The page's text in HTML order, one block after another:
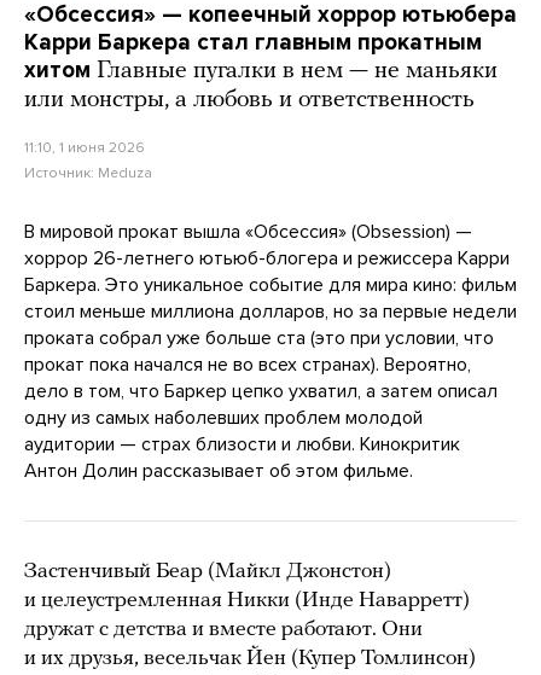
«Обсессия» — копеечный хоррор ютьюбера
Карри Баркера стал главным прокатным
хитом Главные пугалки в нем — не маньяки
или монстры, а любовь и ответственность
11:10, 1 июня 2026
Источник: Meduza
В мировой прокат вышла «Обсессия» (Obsession) —
хоррор 26-летнего ютьюб-блогера и режиссера Карри
Баркера. Это уникальное событие для мира кино: фильм
стоил меньше миллиона долларов, но за первые недели
проката собрал уже больше ста (это при условии, что
прокат пока начался не во всех странах). Вероятно,
дело в том, что Баркер цепко ухватил, а затем описал
одну из самых наболевших проблем молодой
аудитории — страх близости и любви. Кинокритик
Антон Долин рассказывает об этом фильме.
Застенчивый Беар (Майкл Джонстон)
и целеустремленная Никки (Инде Наварретт)
дружат с детства и вместе работают. Они
и их друзья, весельчак Йен (Купер Томлинсон)